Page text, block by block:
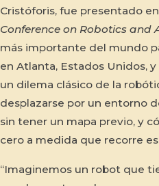
Cristóforis, fue presentado
Conference on Robotics and
más importante del mundo
en Atlanta, Estados Unidos,
un dilema clásico de la
desplazarse por un entorno
sin tener un mapa previo, y
cero a medida que recorre
“Imaginemos un robot que